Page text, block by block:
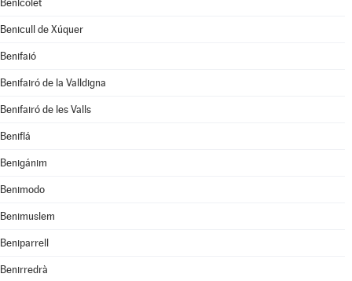
Benicolet
Benicull de Xúquer
Benifaió
Benifairó de la Valldigna
Benifairó de les Valls
Beniflá
Benigánim
Benimodo
Benimuslem
Beniparrell
Benirredrà